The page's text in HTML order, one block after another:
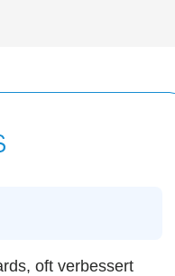
oft verbessert